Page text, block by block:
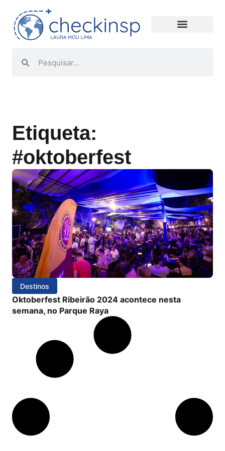
Etiqueta:
#oktoberfest
Destinos
Oktoberfest Ribeirão 2024 acontece nesta
semana, no Parque Raya